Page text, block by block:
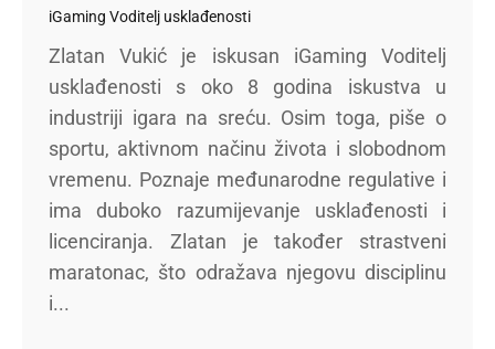
iGaming Voditelj usklađenosti
Zlatan Vukić je iskusan iGaming Voditelj
usklađenosti s oko 8 godina iskustva u
industriji igara na sreću. Osim toga, piše o
sportu, aktivnom načinu života i slobodnom
vremenu. Poznaje međunarodne regulative i
ima duboko razumijevanje usklađenosti i
licenciranja. Zlatan je također strastveni
maratonac, što odražava njegovu disciplinu
i...